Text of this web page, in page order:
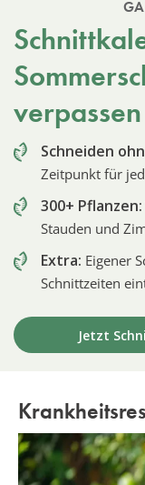
verpassen
Schneiden
Zeitpunkt für
300+ Pflanzen:
Stauden und
Extra: Eigener
Schnittzeiten
Jetzt